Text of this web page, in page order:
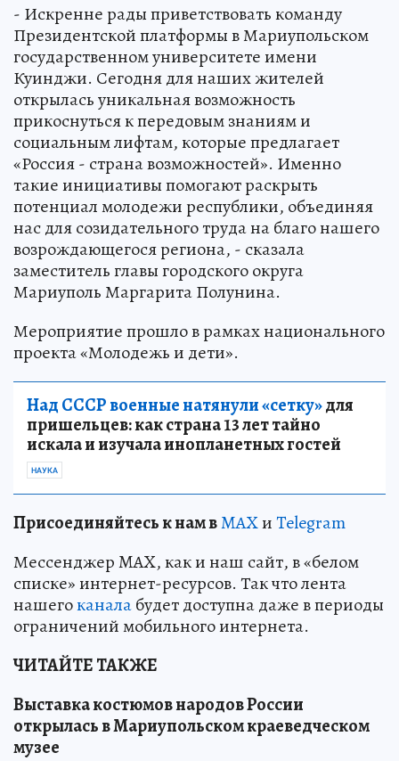
- Искренне рады приветствовать команду
Президентской платформы в Мариупольском
государственном университете имени
Куинджи. Сегодня для наших жителей
открылась уникальная возможность
прикоснуться к передовым знаниям и
социальным лифтам, которые предлагает
«Россия - страна возможностей». Именно
такие инициативы помогают раскрыть
потенциал молодежи республики, объединяя
нас для созидательного труда на благо нашего
возрождающегося региона, - сказала
заместитель главы городского округа
Мариуполь Маргарита Полунина.
Мероприятие прошло в рамках национального
проекта «Молодежь и дети».
Над СССР военные натянули «сетку»для
пришельцев: как страна 13 лет тайно
искала и изучала инопланетных гостей
НАУКА
Присоединяйтесь к нам вMAXиTelegram
Мессенджер MAX, как и наш сайт, в «белом
списке» интернет-ресурсов. Так что лента
нашегоканалабудет доступна даже в периоды
ограничений мобильного интернета.
ЧИТАЙТЕ ТАКЖЕ
Выставка костюмов народов России
открылась в Мариупольском краеведческом
музее